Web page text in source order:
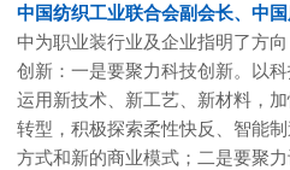
中国纺织工业联合会副会长、中
中为职业装行业及企业指明了方
创新：一是要聚力科技创新。以
运用新技术、新工艺、新材料，
转型，积极探索柔性快反、智能
方式和新的商业模式；二是要聚